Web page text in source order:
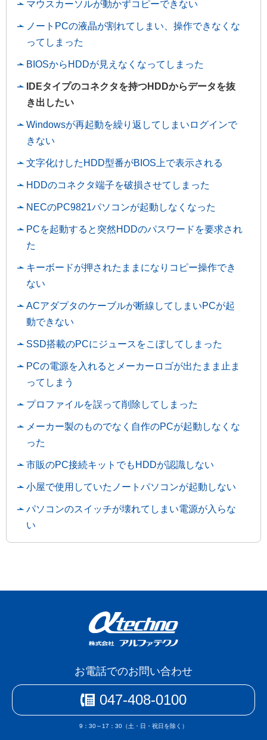
マウスカーソルが動かずコピーできない
ノートPCの液晶が割れてしまい、操作できなくな
ってしまった
BIOSからHDDが見えなくなってしまった
IDEタイプのコネクタを持つHDDからデータを抜
き出したい
Windowsが再起動を繰り返してしまいログインで
きない
文字化けしたHDD型番がBIOS上で表示される
HDDのコネクタ端子を破損させてしまった
NECのPC9821パソコンが起動しなくなった
PCを起動すると突然HDDのパスワードを要求され
た
キーボードが押されたままになりコピー操作でき
ない
ACアダプタのケーブルが断線してしまいPCが起
動できない
SSD搭載のPCにジュースをこぼしてしまった
PCの電源を入れるとメーカーロゴが出たまま止ま
ってしまう
プロファイルを誤って削除してしまった
メーカー製のものでなく自作のPCが起動しなくな
った
市販のPC接続キットでもHDDが認識しない
小屋で使用していたノートパソコンが起動しない
パソコンのスイッチが壊れてしまい電源が入らな
い
お電話でのお問い合わせ
047-408-0100
9：30～17：30（土・日・祝日を除く）